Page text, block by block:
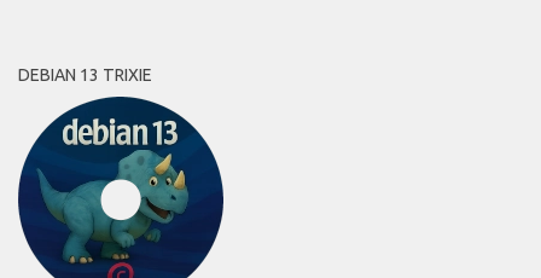
DEBIAN 13 TRIXIE